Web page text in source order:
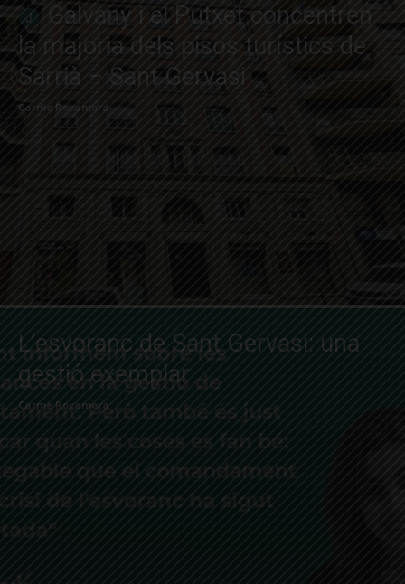
Galvany i el Putxet concentren
la majoria dels pisos turístics de
Sarrià – Sant Gervasi
Carme Rocamora
L’esvoranc de Sant Gervasi: una
gestió exemplar
Carme Rocamora